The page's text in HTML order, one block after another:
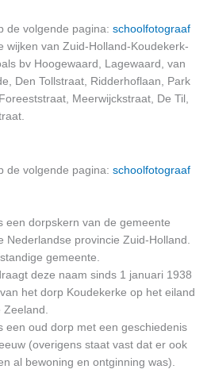
de volgende pagina: schoolfotograaf
wijken van Zuid-Holland-Koudekerk-
bv Hoogewaard, Lagewaard, van
Den Tollstraat, Ridderhoflaan, Park
Meerwijckstraat, De Til,
de volgende pagina: schoolfotograaf
een dorpskern van de gemeente
Nederlandse provincie Zuid-Holland.
gemeente.
deze naam sinds 1 januari 1938
het dorp Koudekerke op het eiland
een oud dorp met een geschiedenis
(overigens staat vast dat er ook
al bewoning en ontginning was).